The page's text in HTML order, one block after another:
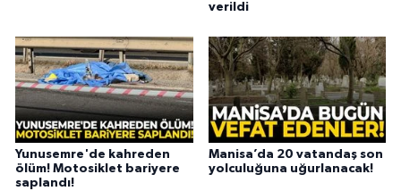
verildi
Yunusemre'de kahreden
ölüm! Motosiklet bariyere
saplandı!
Manisa’da 20 vatandaş son
yolculuğuna uğurlanacak!